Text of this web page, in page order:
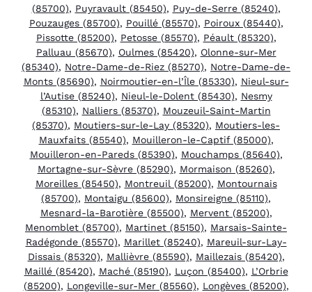
(85700), Puyravault (85450), Puy-de-Serre (85240),
Pouzauges (85700), Pouillé (85570), Poiroux (85440),
Pissotte (85200), Petosse (85570), Péault (85320),
Palluau (85670), Oulmes (85420), Olonne-sur-Mer
(85340), Notre-Dame-de-Riez (85270), Notre-Dame-de-
Monts (85690), Noirmoutier-en-l’Île (85330), Nieul-sur-
l’Autise (85240), Nieul-le-Dolent (85430), Nesmy
(85310), Nalliers (85370), Mouzeuil-Saint-Martin
(85370), Moutiers-sur-le-Lay (85320), Moutiers-les-
Mauxfaits (85540), Mouilleron-le-Captif (85000),
Mouilleron-en-Pareds (85390), Mouchamps (85640),
Mortagne-sur-Sèvre (85290), Mormaison (85260),
Moreilles (85450), Montreuil (85200), Montournais
(85700), Montaigu (85600), Monsireigne (85110),
Mesnard-la-Barotière (85500), Mervent (85200),
Menomblet (85700), Martinet (85150), Marsais-Sainte-
Radégonde (85570), Marillet (85240), Mareuil-sur-Lay-
Dissais (85320), Mallièvre (85590), Maillezais (85420),
Maillé (85420), Maché (85190), Luçon (85400), L’Orbrie
(85200), Longeville-sur-Mer (85560), Longèves (85200),